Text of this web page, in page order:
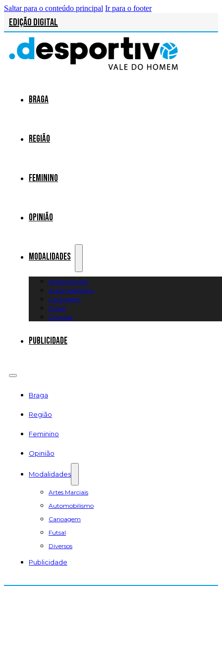
Saltar para o conteúdo principal Ir para o footer
Edição Digital
Braga
Região
Feminino
Opinião
Modalidades
Artes Marciais
Automobilismo
Canoagem
Futsal
Diversos
Publicidade
Braga
Região
Feminino
Opinião
Modalidades
Artes Marciais
Automobilismo
Canoagem
Futsal
Diversos
Publicidade